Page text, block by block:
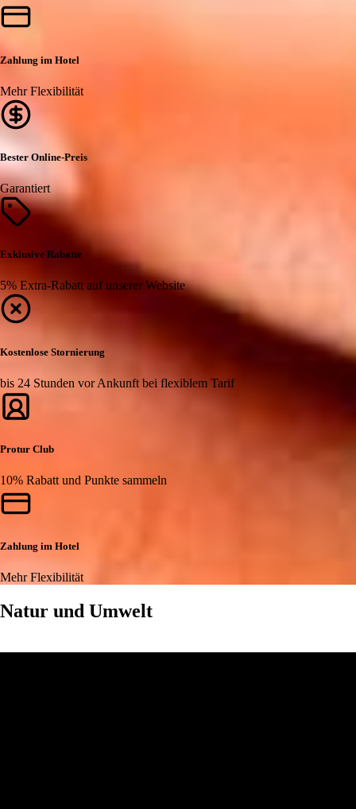
Zahlung im Hotel
Mehr Flexibilität
Bester Online-Preis
Garantiert
Exklusive Rabatte
5% Extra-Rabatt auf unserer Website
Kostenlose Stornierung
bis 24 Stunden vor Ankunft bei flexiblem Tarif
Protur Club
10% Rabatt und Punkte sammeln
Zahlung im Hotel
Mehr Flexibilität
Natur und Umwelt